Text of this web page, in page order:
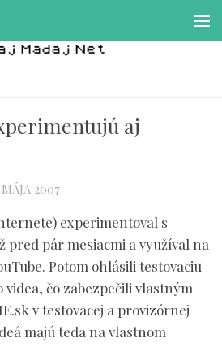
aj
MÁJA 2007
experimentoval s
pred pár mesiacmi a využíval na
Potom ohlásili testovaciu
čo zabezpečili vlastným
v testovacej a provizórnej
majú teda na vlastnom